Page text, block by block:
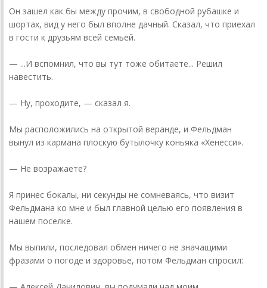
Он зашел как бы между прочим, в свободной рубашке и
шортах, вид у него был вполне дачный. Сказал, что приехал
в гости к друзьям всей семьей.
— ...И вспомнил, что вы тут тоже обитаете... Решил
навестить.
— Ну, проходите, — сказал я.
Мы расположились на открытой веранде, и Фельдман
вынул из кармана плоскую бутылочку коньяка «Хенесси».
— Не возражаете?
Я принес бокалы, ни секунды не сомневаясь, что визит
Фельдмана ко мне и был главной целью его появления в
нашем поселке.
Мы выпили, последовал обмен ничего не значащими
фразами о погоде и здоровье, потом Фельдман спросил: